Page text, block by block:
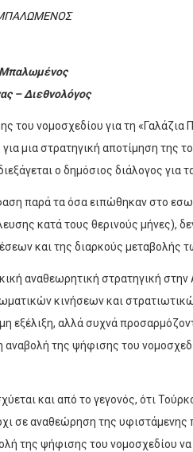
Μπαλωμένος
– Διεθνολόγος
του νομοσχεδίου για τη
μια στρατηγική αποτίμηση της
ο δημόσιος διάλογος για
παρά τα όσα ειπώθηκαν στο
κατά τους θερινούς μήνες),
και της διαρκούς μεταβολής
αναθεωρητική στρατηγική
κινήσεων και
εξέλιξη, αλλά συχνά
αναβολή της ψήφισης του
και από το γεγονός, ότι
σε αναθεώρηση της υφιστάμενης
της ψήφισης του νομοσχεδίου να